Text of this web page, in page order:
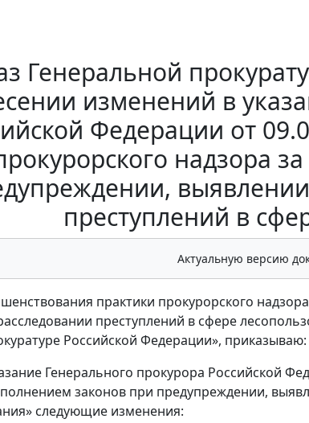
Генеральной
изменений в
Федерации от
надзора
преступлений в
Актуальную версию
практики прокурорского
преступлений в сфере
Российской Федерации», приказываю:
Генерального прокурора Российской
законов при предупреждении,
следующие изменения: